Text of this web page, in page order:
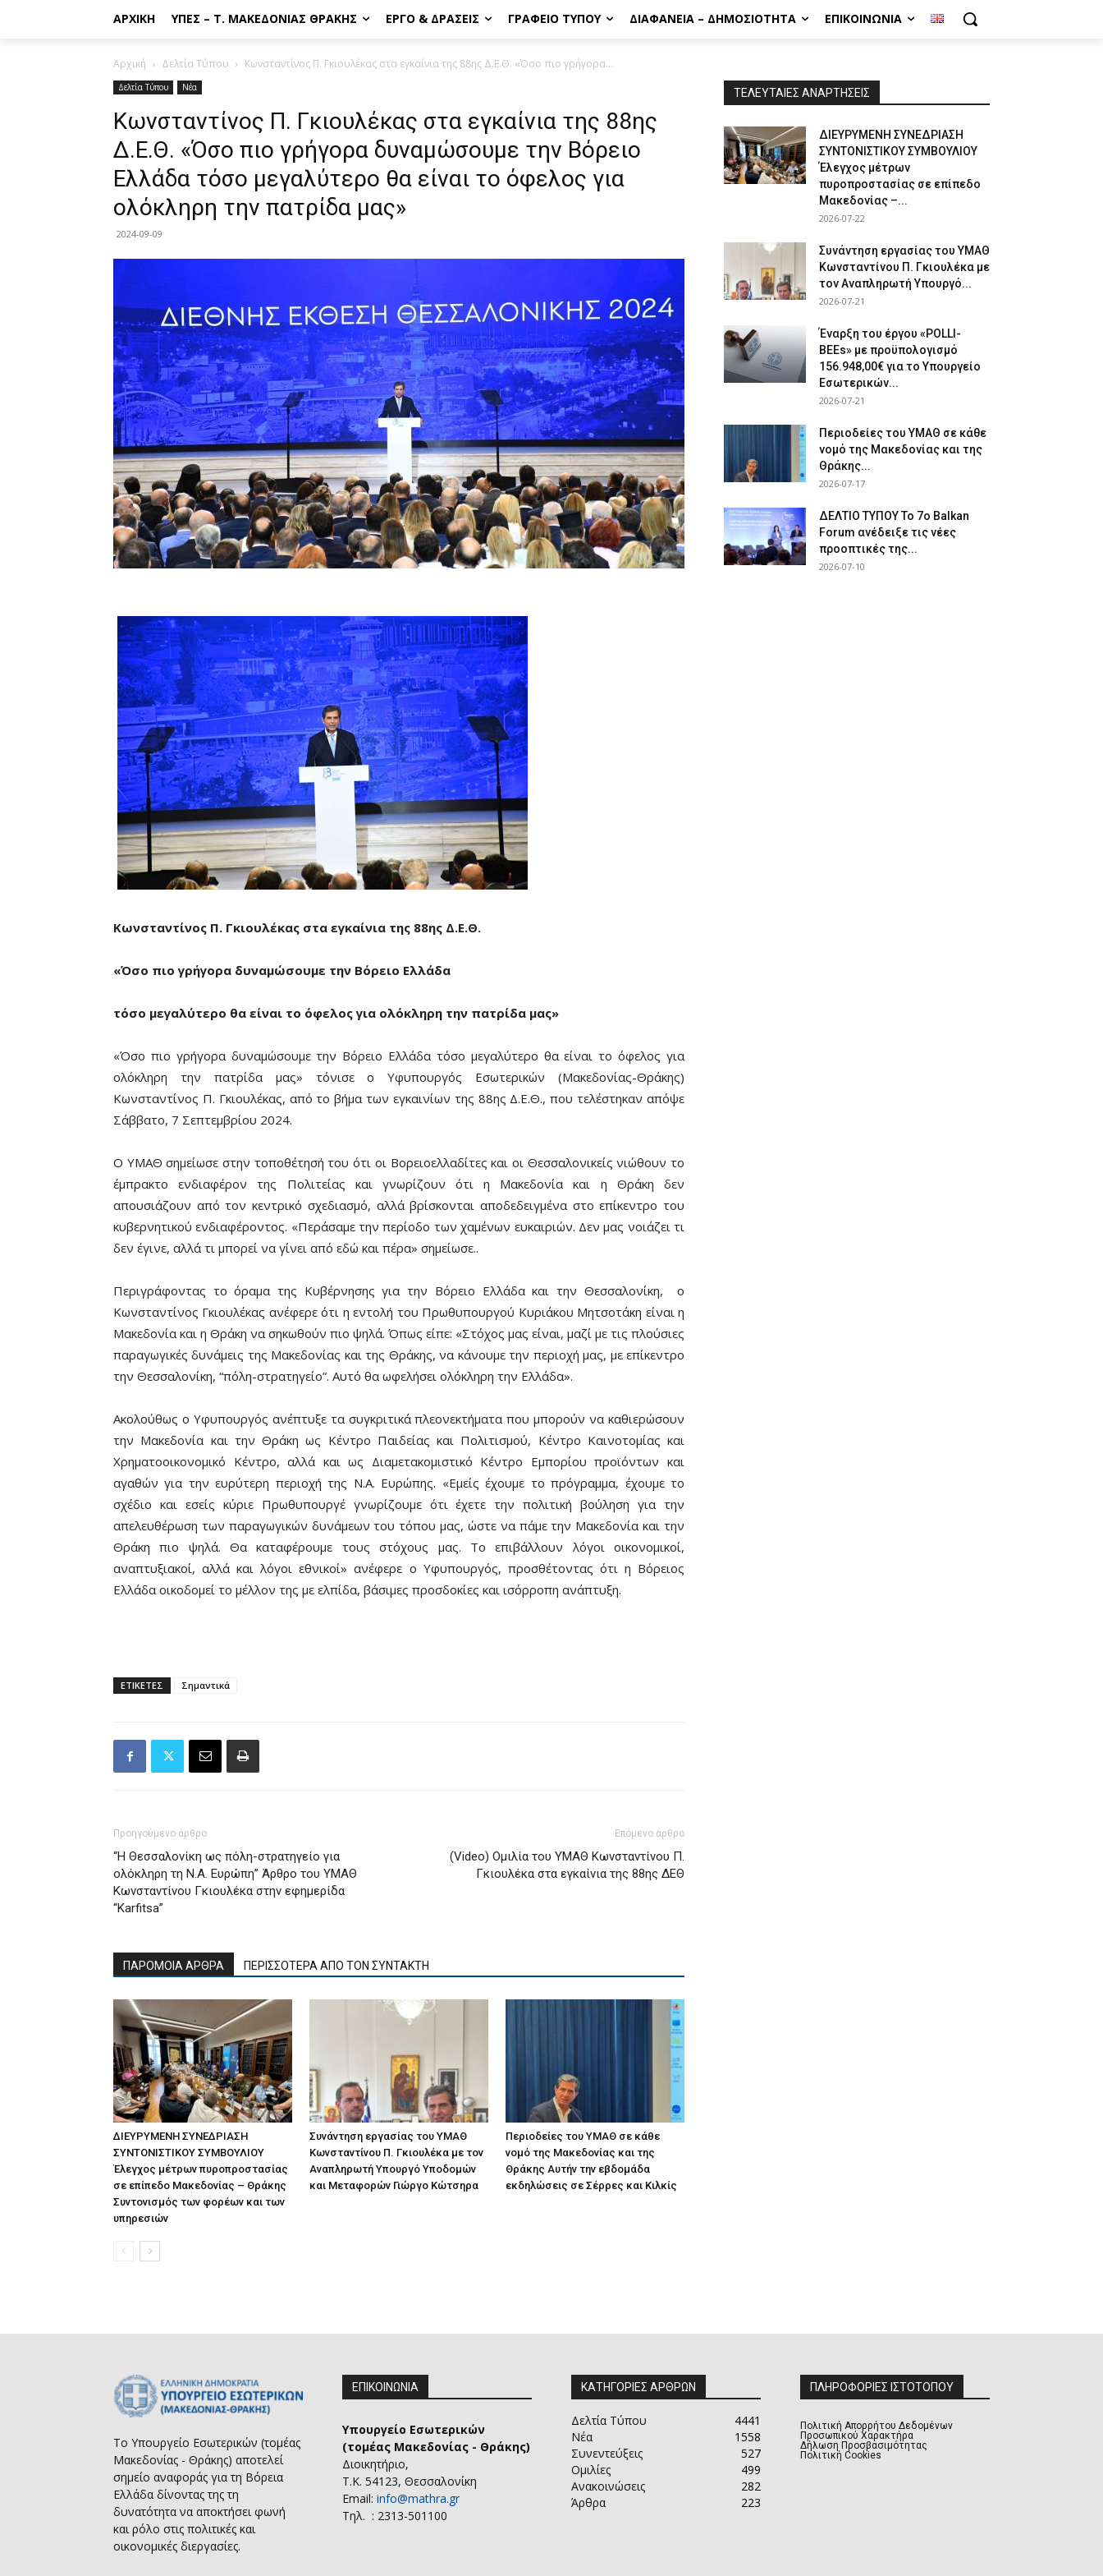
ΑΡΧΙΚΉ ΥΠΕΣ – Τ. ΜΑΚΕΔΟΝΊΑΣ ΘΡΆΚΗΣ ΈΡΓΟ & ΔΡΆΣΕΙΣ ΓΡΑΦΕΊΟ ΤΎΠΟΥ ΔΙΑΦΆΝΕΙΑ – ΔΗΜΟΣΙΌΤΗΤΑ ΕΠΙΚΟΙΝΩΝΊΑ
Αρχική Δελτία Τύπου Κωνσταντίνος Π. Γκιουλέκας στα εγκαίνια της 88ης Δ.Ε.Θ. «Όσο πιο γρήγορα...
Δελτία Τύπου Νέα
Κωνσταντίνος Π. Γκιουλέκας στα εγκαίνια της 88ης
Δ.Ε.Θ. «Όσο πιο γρήγορα δυναμώσουμε την Βόρειο
Ελλάδα τόσο μεγαλύτερο θα είναι το όφελος για
ολόκληρη την πατρίδα μας»
2024-09-09
Κωνσταντίνος Π. Γκιουλέκας στα εγκαίνια της 88ης Δ.Ε.Θ.
«Όσο πιο γρήγορα δυναμώσουμε την Βόρειο Ελλάδα
τόσο μεγαλύτερο θα είναι το όφελος για ολόκληρη την πατρίδα μας»
«Όσο πιο γρήγορα δυναμώσουμε την Βόρειο Ελλάδα τόσο μεγαλύτερο θα είναι το όφελος για
ολόκληρη την πατρίδα μας» τόνισε ο Υφυπουργός Εσωτερικών (Μακεδονίας-Θράκης)
Κωνσταντίνος Π. Γκιουλέκας, από το βήμα των εγκαινίων της 88ης Δ.Ε.Θ., που τελέστηκαν απόψε
Σάββατο, 7 Σεπτεμβρίου 2024.
Ο ΥΜΑΘ σημείωσε στην τοποθέτησή του ότι οι Βορειοελλαδίτες και οι Θεσσαλονικείς νιώθουν το
έμπρακτο ενδιαφέρον της Πολιτείας και γνωρίζουν ότι η Μακεδονία και η Θράκη δεν
απουσιάζουν από τον κεντρικό σχεδιασμό, αλλά βρίσκονται αποδεδειγμένα στο επίκεντρο του
κυβερνητικού ενδιαφέροντος. «Περάσαμε την περίοδο των χαμένων ευκαιριών. Δεν μας νοιάζει τι
δεν έγινε, αλλά τι μπορεί να γίνει από εδώ και πέρα» σημείωσε..
Περιγράφοντας το όραμα της Κυβέρνησης για την Βόρειο Ελλάδα και την Θεσσαλονίκη, ο
Κωνσταντίνος Γκιουλέκας ανέφερε ότι η εντολή του Πρωθυπουργού Κυριάκου Μητσοτάκη είναι η
Μακεδονία και η Θράκη να σηκωθούν πιο ψηλά. Όπως είπε: «Στόχος μας είναι, μαζί με τις πλούσιες
παραγωγικές δυνάμεις της Μακεδονίας και της Θράκης, να κάνουμε την περιοχή μας, με επίκεντρο
την Θεσσαλονίκη, “πόλη-στρατηγείο”. Αυτό θα ωφελήσει ολόκληρη την Ελλάδα».
Ακολούθως ο Υφυπουργός ανέπτυξε τα συγκριτικά πλεονεκτήματα που μπορούν να καθιερώσουν
την Μακεδονία και την Θράκη ως Κέντρο Παιδείας και Πολιτισμού, Κέντρο Καινοτομίας και
Χρηματοοικονομικό Κέντρο, αλλά και ως Διαμετακομιστικό Κέντρο Εμπορίου προϊόντων και
αγαθών για την ευρύτερη περιοχή της Ν.Α. Ευρώπης. «Εμείς έχουμε το πρόγραμμα, έχουμε το
σχέδιο και εσείς κύριε Πρωθυπουργέ γνωρίζουμε ότι έχετε την πολιτική βούληση για την
απελευθέρωση των παραγωγικών δυνάμεων του τόπου μας, ώστε να πάμε την Μακεδονία και την
Θράκη πιο ψηλά. Θα καταφέρουμε τους στόχους μας. Το επιβάλλουν λόγοι οικονομικοί,
αναπτυξιακοί, αλλά και λόγοι εθνικοί» ανέφερε ο Υφυπουργός, προσθέτοντας ότι η Βόρειος
Ελλάδα οικοδομεί το μέλλον της με ελπίδα, βάσιμες προσδοκίες και ισόρροπη ανάπτυξη.
ΕΤΙΚΕΤΕΣ Σημαντικά
Προηγούμενο άρθρο
“Η Θεσσαλονίκη ως πόλη-στρατηγείο για
ολόκληρη τη Ν.Α. Ευρώπη” Άρθρο του ΥΜΑΘ
Κωνσταντίνου Γκιουλέκα στην εφημερίδα
“Karfitsa”
Επόμενο άρθρο
(Video) Ομιλία του ΥΜΑΘ Κωνσταντίνου Π.
Γκιουλέκα στα εγκαίνια της 88ης ΔΕΘ
ΠΑΡΟΜΟΙΑ ΑΡΘΡΑ ΠΕΡΙΣΣΟΤΕΡΑ ΑΠΟ ΤΟΝ ΣΥΝΤΑΚΤΗ
ΔΙΕΥΡΥΜΕΝΗ ΣΥΝΕΔΡΙΑΣΗ
ΣΥΝΤΟΝΙΣΤΙΚΟΥ ΣΥΜΒΟΥΛΙΟΥ
Έλεγχος μέτρων πυροπροστασίας
σε επίπεδο Μακεδονίας – Θράκης
Συντονισμός των φορέων και των
υπηρεσιών
Συνάντηση εργασίας του ΥΜΑΘ
Κωνσταντίνου Π. Γκιουλέκα με τον
Αναπληρωτή Υπουργό Υποδομών
και Μεταφορών Γιώργο Κώτσηρα
Περιοδείες του ΥΜΑΘ σε κάθε
νομό της Μακεδονίας και της
Θράκης Αυτήν την εβδομάδα
εκδηλώσεις σε Σέρρες και Κιλκίς
ΤΕΛΕΥΤΑΙΕΣ ΑΝΑΡΤΗΣΕΙΣ
ΔΙΕΥΡΥΜΕΝΗ ΣΥΝΕΔΡΙΑΣΗ
ΣΥΝΤΟΝΙΣΤΙΚΟΥ ΣΥΜΒΟΥΛΙΟΥ
Έλεγχος μέτρων
πυροπροστασίας σε επίπεδο
Μακεδονίας –...
2026-07-22
Συνάντηση εργασίας του ΥΜΑΘ
Κωνσταντίνου Π. Γκιουλέκα με
τον Αναπληρωτή Υπουργό...
2026-07-21
Έναρξη του έργου «POLLI-
BEEs» με προϋπολογισμό
156.948,00€ για το Υπουργείο
Εσωτερικών...
2026-07-21
Περιοδείες του ΥΜΑΘ σε κάθε
νομό της Μακεδονίας και της
Θράκης...
2026-07-17
ΔΕΛΤΙΟ ΤΥΠΟΥ Το 7ο Balkan
Forum ανέδειξε τις νέες
προοπτικές της...
2026-07-10
Το Υπουργείο Εσωτερικών (τομέας
Μακεδονίας - Θράκης) αποτελεί
σημείο αναφοράς για τη Βόρεια
Ελλάδα δίνοντας της τη
δυνατότητα να αποκτήσει φωνή
και ρόλο στις πολιτικές και
οικονομικές διεργασίες.
ΕΠΙΚΟΙΝΩΝΙΑ
Υπουργείο Εσωτερικών
(τομέας Μακεδονίας - Θράκης)
Διοικητήριο,
Τ.Κ. 54123, Θεσσαλονίκη
Email: info@mathra.gr
Τηλ. : 2313-501100
ΚΑΤΗΓΟΡΙΕΣ ΑΡΘΡΩΝ
Δελτία Τύπου
4441
Νέα
1558
Συνεντεύξεις
527
Ομιλίες
499
Ανακοινώσεις
282
Άρθρα
223
ΠΛΗΡΟΦΟΡΙΕΣ ΙΣΤΟΤΟΠΟΥ
Πολιτική Απορρήτου Δεδομένων
Προσωπικού Χαρακτήρα
Δήλωση Προσβασιμότητας
Πολιτική Cookies